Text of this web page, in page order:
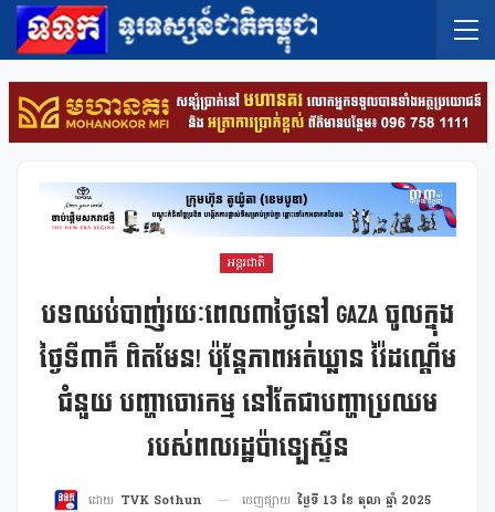
អន្តរជាតិ
បទឈប់បាញ់រយៈពេល៣ថ្ងៃនៅ GAZA ចូលក្នុង
ថ្ងៃទី៣ក៏ ពិតមែន! ប៉ុន្តែភាពអត់ឃ្លាន វ៉ៃដណ្តើម
ជំនួយ បញ្ហាចោរកម្ម នៅតែជាបញ្ហាប្រឈម
របស់ពលរដ្ឋប៉ាឡេស្ទីន
ដោយ TVK Sothun ចេញផ្សាយ ថ្ងៃទី 13 ខែ តុលា ឆ្នាំ 2025